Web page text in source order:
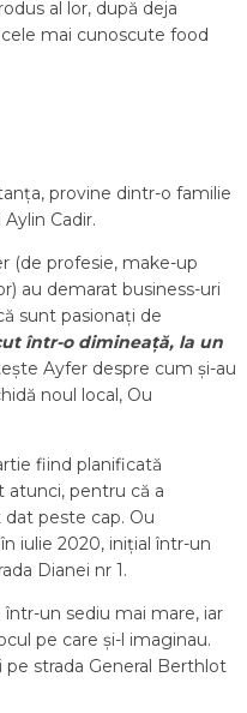
al lor, după deja
mai cunoscute food
provine dintr-o familie
Cadir.
(de profesie, make-up
au demarat business-uri
sunt pasionați de
într-o dimineață, la un
Ayfer despre cum și-au
noul local, Ou
fiind planificată
atunci, pentru că a
peste cap. Ou
iulie 2020, inițial într-un
Dianei nr 1.
un sediu mai mare, iar
pe care și-l imaginau.
strada General Berthlot